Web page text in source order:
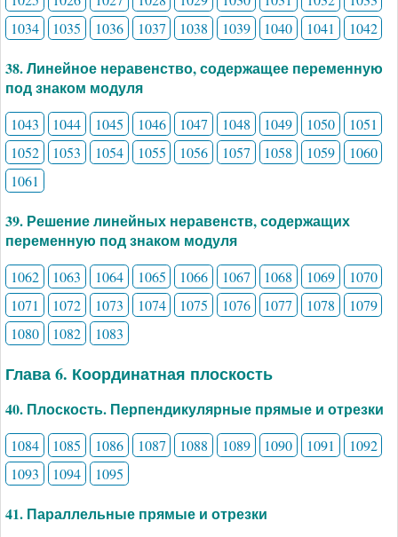
1034
1035 1036 1037 1038 1039 1040 1041 1042
38. Линейное неравенство, содержащее переменную
под знаком модуля
1043 1044 1045 1046 1047 1048 1049 1050
1051
1052
1053 1054 1055 1056 1057 1058 1059
1060
1061
39. Решение линейных неравенств, содержащих
переменную под знаком модуля
1062 1063 1064 1065 1066 1067 1068 1069
1070
1071
1072 1073 1074 1075 1076 1077 1078
1079
1080
1082 1083
Глава 6. Координатная плоскость
40. Плоскость. Перпендикулярные прямые и отрезки
1084 1085 1086 1087 1088 1089 1090 1091
1092
1093
1094 1095
41. Параллельные прямые и отрезки